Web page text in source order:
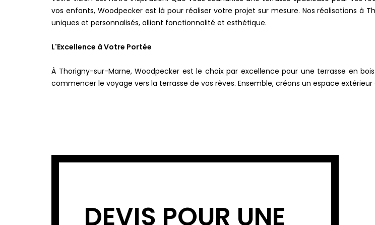
vos enfants, Woodpecker est là pour réaliser votre projet sur mesure. Nos réalisations
uniques et personnalisés, alliant fonctionnalité et esthétique.
L'Excellence à Votre Portée
À Thorigny-sur-Marne, Woodpecker est le choix par excellence pour une terrasse en
commencer le voyage vers la terrasse de vos rêves. Ensemble, créons un espace
DEVIS POUR UNE